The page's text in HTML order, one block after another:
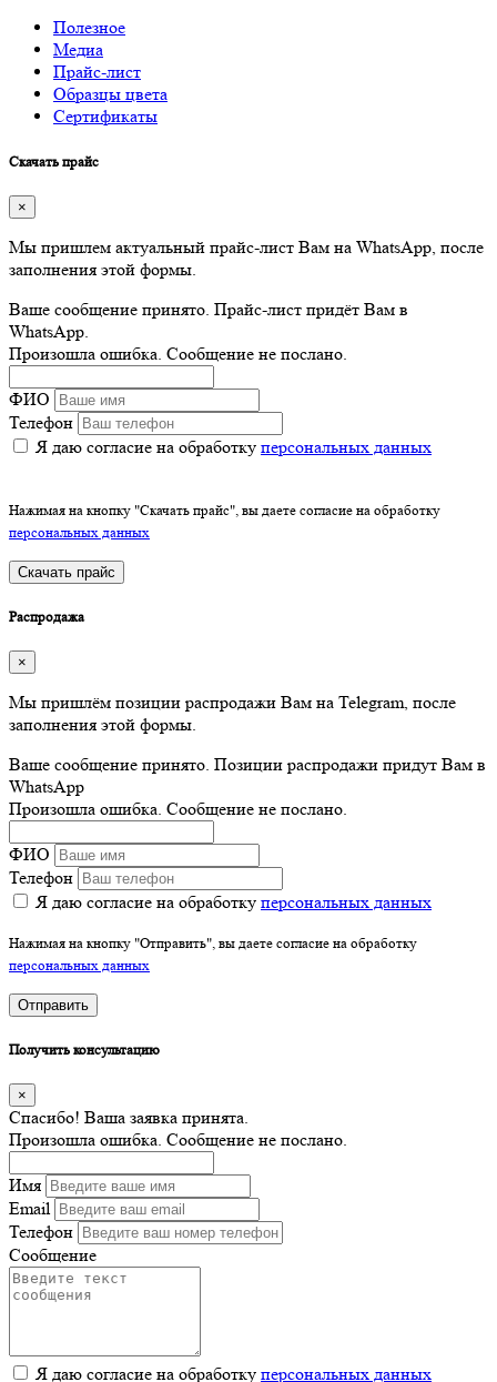
Полезное
Медиа
Прайс-лист
Образцы цвета
Сертификаты
Скачать прайс
×
Мы пришлем актуальный прайс-лист Вам на WhatsApp, после
заполнения этой формы.
Ваше сообщение принято. Прайс-лист придёт Вам в
WhatsApp.
Произошла ошибка. Сообщение не послано.
ФИО
Телефон
Я даю согласие на обработку персональных данных
Нажимая на кнопку "Скачать прайс", вы даете согласие на обработку
персональных данных
Скачать прайс
Распродажа
×
Мы пришлём позиции распродажи Вам на Telegram, после
заполнения этой формы.
Ваше сообщение принято. Позиции распродажи придут Вам в
WhatsApp
Произошла ошибка. Сообщение не послано.
ФИО
Телефон
Я даю согласие на обработку персональных данных
Нажимая на кнопку "Отправить", вы даете согласие на обработку
персональных данных
Отправить
Получить консультацию
×
Спасибо! Ваша заявка принята.
Произошла ошибка. Сообщение не послано.
Имя
Email
Телефон
Сообщение
Я даю согласие на обработку персональных данных